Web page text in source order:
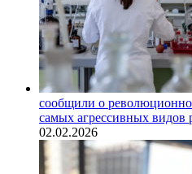
сообщили о
самых агрессивных видов
02.02.2026